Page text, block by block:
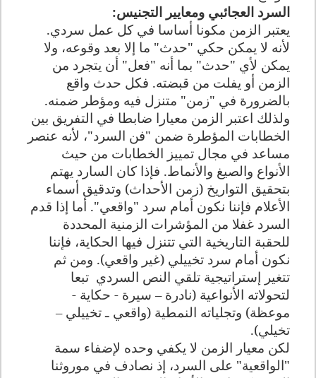
السرد العجائبي ومعايير التجنيس:
يعتبر الزمن مكونا أساسا في كل عمل سردي.
لأنه لا يمكن حكي "حدث" ما إلا بعد وقوعه، ولا
يمكن لأي "حدث" بما أنه "فعل" أن يتجرد من
الزمن أو يفلت من قبضته. فكل حدث واقع
بالضرورة في "زمن" متنزل فيه ومؤطر ضمنه.
ولذلك اعتبر الزمن معيارا ضابطا في التفريق بين
الخطابات المؤطرة ضمن "فن السرد"، لأنه عنصر
مساعد في مجال تمييز الخطابات من حيث
الأنواع والصيغ والأنماط. فإذا كان السارد يهتم
بتحقيق التواريخ (زمن الأحداث) وتدقيق أسماء
الأعلام فإننا نكون أمام سرد "واقعي". أما إذا قدم
السرد غفلا من المؤشرات الزمنية المحددة
للحقبة التاريخية التي تتنزل فيها الحكاية، فإننا
نكون أمام سرد تخييلي (غير واقعي). ومن ثم
تتغير إستراتيجية تلقي النص السردي تبعا
لتحولاته الأنواعية (نادرة – سيرة - حكاية -
موعظة) وتجلياته النمطية (واقعي ـ تخييلي –
تخيلي).
لكن معيار الزمن لا يكفي وحده لإضفاء سمة
"الواقعية" على السرد، إذ نصادف في موروثنا